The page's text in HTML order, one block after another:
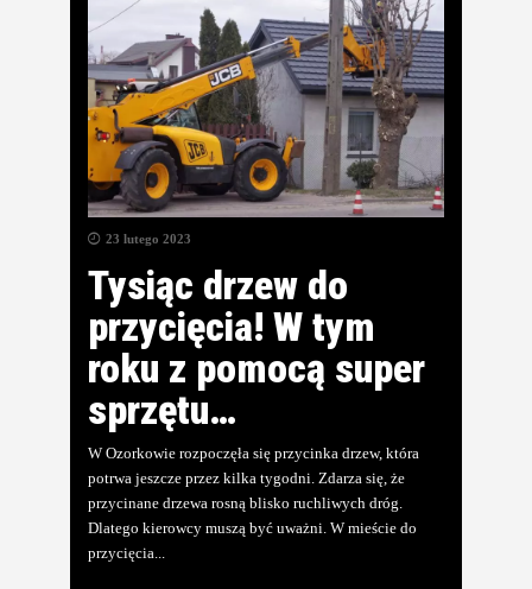
23 lutego 2023
Tysiąc drzew do
przycięcia! W tym
roku z pomocą super
sprzętu…
W Ozorkowie rozpoczęła się przycinka drzew, która
potrwa jeszcze przez kilka tygodni. Zdarza się, że
przycinane drzewa rosną blisko ruchliwych dróg.
Dlatego kierowcy muszą być uważni. W mieście do
przycięcia